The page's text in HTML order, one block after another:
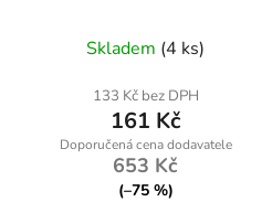
T50), CRV ocel
Skladem (4 ks)
133 Kč bez DPH
161 Kč
653 Kč
(–75 %)